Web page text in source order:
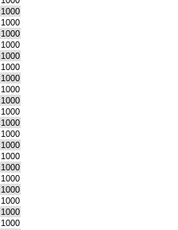
1000
1000
1000
1000
1000
1000
1000
1000
1000
1000
1000
1000
1000
1000
1000
1000
1000
1000
1000
1000